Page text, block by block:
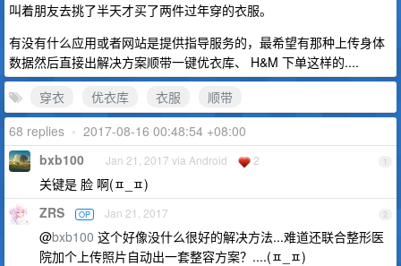
叫着朋友去挑了半天才买了两件过年穿的衣服。
有没有什么应用或者网站是提供指导服务的，最希望有那种上传身体
数据然后直接出解决方案顺带一键优衣库、 H&M 下单这样的....
穿衣
优衣库 衣服
顺带
68 replies • 2017-08-16 00:48:54 +08:00
1
bxb100 Jan 21, 2017 via Android 2
关键是 脸 啊(ㅍ_ㅍ)
2
ZRS OP Jan 21, 2017
@bxb100 这个好像没什么很好的解决方法...难道还联合整形医
院加个上传照片自动出一套整容方案？....(ㅍ_ㅍ)